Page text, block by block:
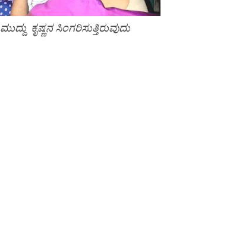
ಮುದ್ದು ಕೃಷ್ಣನ ಸಿಂಗರಿಸುತ್ತಿರುವುದು